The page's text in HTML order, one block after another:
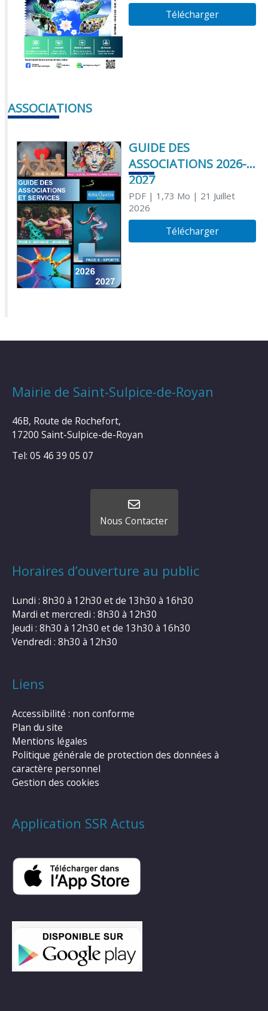
Télécharger
ASSOCIATIONS
GUIDE DES
ASSOCIATIONS 2026-
2027
PDF| 1,73 Mo | 21 Juillet
2026
Télécharger
Mairie de Saint-Sulpice-de-Royan
46B, Route de Rochefort,
17200 Saint-Sulpice-de-Royan
Tel: 05 46 39 05 07
Nous Contacter
Horaires d’ouverture au public
Lundi : 8h30 à 12h30 et de 13h30 à 16h30
Mardi et mercredi : 8h30 à 12h30
Jeudi : 8h30 à 12h30 et de 13h30 à 16h30
Vendredi : 8h30 à 12h30
Liens
Accessibilité : non conforme
Plan du site
Mentions légales
Politique générale de protection des données à
caractère personnel
Gestion des cookies
Application SSR Actus